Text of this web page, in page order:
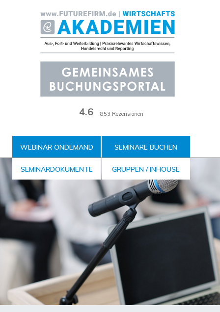
4.6 853 Rezensionen
WEBINAR ONDEMAND
SEMINARDOKUMENTE
SEMINARE BUCHEN
GRUPPEN / INHOUSE